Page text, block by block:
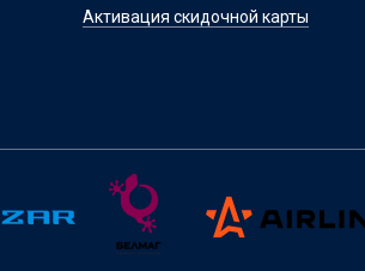
Активация скидочной карты